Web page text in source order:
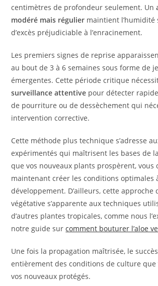
centimètres de profondeur seulement. Un
modéré mais régulier maintient l’humidité
d’excès préjudiciable à l’enracinement.
Les premiers signes de reprise
au bout de 3 à 6 semaines sous forme de
émergentes. Cette période critique
surveillance attentive pour détecter
de pourriture ou de dessèchement qui
intervention corrective.
Cette méthode plus technique s’adresse
expérimentés qui maîtrisent les bases de
que vos nouveaux plants prospèrent, vous
maintenant créer les conditions optimales
développement. D’ailleurs, cette
végétative s’apparente aux techniques
d’autres plantes tropicales, comme nous
notre guide surcomment bouturer l’aloe
Une fois la propagation maîtrisée, le
entièrement des conditions de culture que
vos nouveaux protégés.